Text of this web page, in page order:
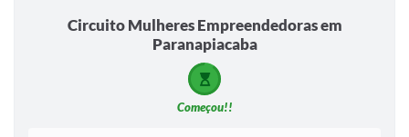
Circuito Mulheres Empreendedoras em
Paranapiacaba
Começou!!